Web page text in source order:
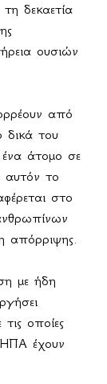
δεκαετία
ουσιών
από
του
άτομο σε
αυτόν το
στο
απόρριψης.
με ήδη
οποίες
ΗΠΑ έχουν